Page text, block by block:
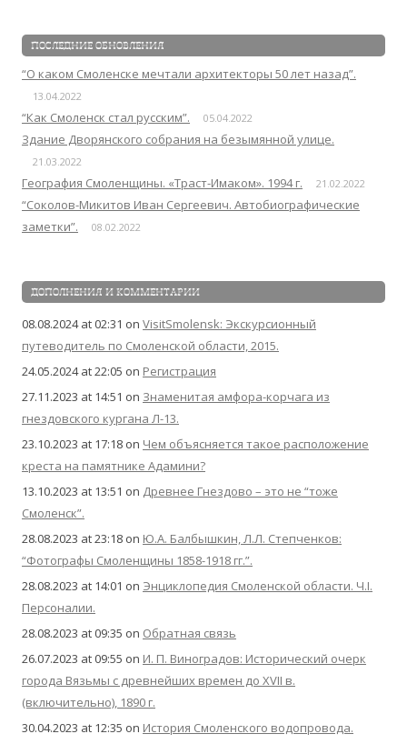
ПОСЛЕДНИЕ ОБНОВЛЕНИЯ
“О каком Смоленске мечтали архитекторы 50 лет назад”.
13.04.2022
“Как Смоленск стал русским”. 05.04.2022
Здание Дворянского собрания на безымянной улице.
21.03.2022
География Смоленщины. «Траст-Имаком». 1994 г. 21.02.2022
“Соколов-Микитов Иван Сергеевич. Автобиографические
заметки”.
08.02.2022
ДОПОЛНЕНИЯ И КОММЕНТАРИИ
08.08.2024 at 02:31 on VisitSmolensk: Экскурсионный
путеводитель по Смоленской области, 2015.
24.05.2024 at 22:05 on Регистрация
27.11.2023 at 14:51 on Знаменитая амфора-корчага из
гнездовского кургана Л-13.
23.10.2023 at 17:18 on Чем объясняется такое расположение
креста на памятнике Адамини?
13.10.2023 at 13:51 on Древнее Гнездово – это не “тоже
Смоленск”.
28.08.2023 at 23:18 on Ю.А. Балбышкин, Л.Л. Степченков:
“Фотографы Смоленщины 1858-1918 гг.”.
28.08.2023 at 14:01 on Энциклопедия Смоленской области. Ч.I.
Персоналии.
28.08.2023 at 09:35 on Обратная связь
26.07.2023 at 09:55 on И. П. Виноградов: Исторический очерк
города Вязьмы с древнейших времен до XVII в.
(включительно), 1890 г.
30.04.2023 at 12:35 on История Смоленского водопровода.